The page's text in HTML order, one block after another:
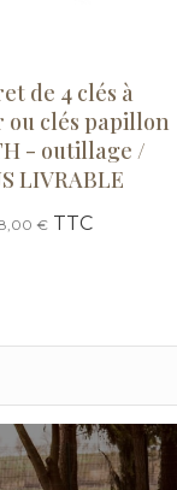
de 4 clés à
ou clés papillon
- outillage /
LIVRABLE
€TTC